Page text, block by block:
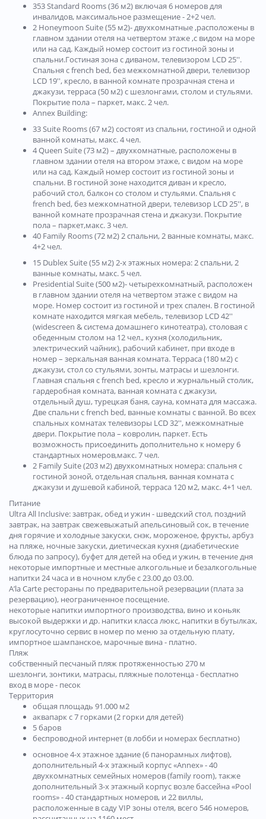
353 Standard Rooms (36 м2) включая 6 номеров для
инвалидов, максимальное размещение - 2+2 чел.
2 Honeymoon Suite (55 м2)- двухкомнатные ,расположены в
главном здании отеля на четвертом этаже ,c видом на море
или на сад. Каждый номер состоит из гостиной зоны и
спальни.Гостиная зона с диваном, телевизором LCD 25''.
Cпальня с french bed, без межкомнатной двери, телевизор
LCD 19'', кресло, в ванной комнате прозрачная стена и
джакузи, терраса (50 м2) с шезлонгами, столом и стульями.
Покрытие пола – паркет, макс. 2 чел.
Annex Building:
33 Suite Rooms (67 м2) состоят из спальни, гостиной и одной
ванной комнаты, макс. 4 чел.
4 Queen Suite (73 м2) – двухкомнатныe, расположены в
главном здании отеля на втором этаже, c видом на море
или на сад. Каждый номер состоит из гостиной зоны и
спальни. В гостиной зоне находится диван и кресло,
рабочий стол, балкон со столом и стульями. Cпальня с
french bed, без межкомнатной двери, телевизор LCD 25'', в
ванной комнате прозрачная стена и джакузи. Покрытие
пола – паркет,макс. 3 чел.
40 Family Rooms (72 м2) 2 спальни, 2 ванные комнаты, макс.
4+2 чел.
15 Dublex Suite (55 м2) 2-х этажных номера: 2 спальни, 2
ванные комнаты, макс. 5 чел.
Presidential Suite (500 м2)- четырехкомнатный, расположен
в главном здании отеля на четвертом этаже c видом на
море. Номер состоит из гостиной и трех спален. В гостиной
комнате находится мягкая мебель, телевизор LCD 42''
(widescreen & система домашнего кинотеатра), столовая с
обеденным столом на 12 чел., кухня (холодильник,
электрический чайник), рабочий кабинет, при входе в
номер – зеркальная ванная комната. Терраса (180 м2) с
джакузи, стол со стульями, зонты, матрасы и шезлонги.
Главная спальня с french bed, кресло и журнальный столик,
гардеробная комната, ванная комната с джакузи,
отдельный душ, турецкая баня, сауна, комната для массажа.
Две спальни с french bed, ванные комнаты с ванной. Во всех
спальных комнатах телевизоры LCD 32'', межкомнатные
двери. Покрытие пола – ковролин, паркет. Есть
возможность присоединить дополнительно к номеру 6
стандартных номеров,макс. 7 чел.
2 Family Suite (203 м2) двухкомнатных номера: спальня с
гостиной зоной, отдельная спальня, ванная комната с
джакузи и душевой кабиной, терраса 120 м2, макс. 4+1 чел.
Питание
Ultra All Inclusive: завтрак, обед и ужин - шведский стол, поздний
завтрак, на завтрак свежевыжатый апельсиновый сок, в течение
дня горячие и холодные закуски, снэк, мороженое, фрукты, арбуз
на пляже, ночные закуски, диетическая кухня (диабетические
блюда по запросу), буфет для детей на обед и ужин, в течение дня
некоторые импортные и местные алкогольные и безалкогольные
напитки 24 часа и в ночном клубе с 23.00 до 03.00.
A’la Carte рестораны по предварительной резервации (плата за
резервацию), неограниченное посещение.
некоторые напитки импортного производства, вино и коньяк
высокой выдержки и др. напитки класса люкс, напитки в бутылках,
круглосуточно сервис в номер по меню за отдельную плату,
импортное шампанское, марочные вина - платно.
Пляж
собственный песчаный пляж протяженностью 270 м
шезлонги, зонтики, матрасы, пляжные полотенца - бесплатно
вход в море - песок
Территория
общая площадь 91.000 м2
аквапарк с 7 горками (2 горки для детей)
5 баров
беспроводной интернет (в лобби и номерах бесплатно)
основное 4-х этажное здание (6 панорамных лифтов),
дополнительный 4-х этажный корпус «Annex» - 40
двухкомнатных семейных номеров (family room), также
дополнительный 3-х этажный корпус возле бассейна «Pool
rooms» - 40 стандартных номеров, и 22 виллы,
расположенные в саду VIP зоны отеля, всего 546 номеров,